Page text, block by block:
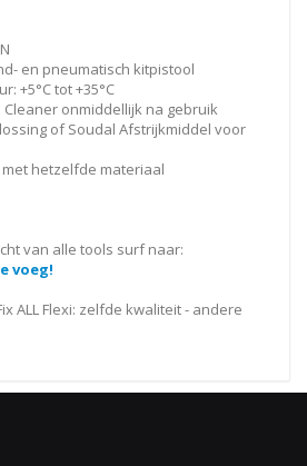
en pneumatisch kitpistool
+5°C tot +35°C
Cleaner onmiddellijk na gebruik
of Soudal Afstrijkmiddel voor
hetzelfde materiaal
van alle tools surf naar:
voeg!
ALL Flexi: zelfde kwaliteit - andere